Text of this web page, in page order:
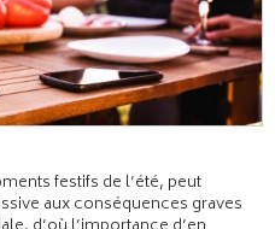
festifs de l’été, peut
aux conséquences graves